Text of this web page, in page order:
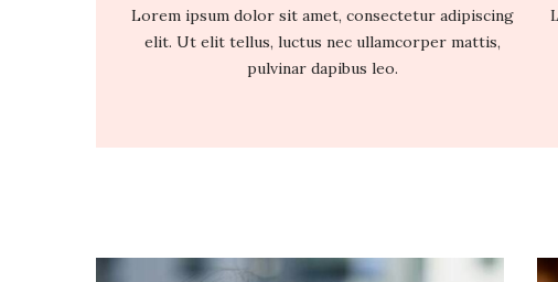
Lorem ipsum dolor sit amet, consectetur adipiscing
elit. Ut elit tellus, luctus nec ullamcorper mattis,
pulvinar dapibus leo.